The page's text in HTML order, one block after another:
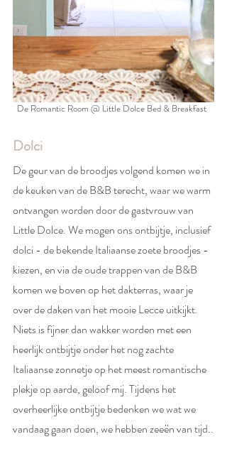
De Romantic Room @ Little Dolce Bed & Breakfast
Dolci
De geur van de broodjes volgend komen we in
de keuken van de B&B terecht, waar we warm
ontvangen worden door de gastvrouw van
Little Dolce. We mogen ons ontbijtje, inclusief
dolci - de bekende Italiaanse zoete broodjes -
kiezen, en via de oude trappen van de B&B
komen we boven op het dakterras, waar je
over de daken van het mooie Lecce uitkijkt.
Niets is fijner dan wakker worden met een
heerlijk ontbijtje onder het nog zachte
Italiaanse zonnetje op het meest romantische
plekje op aarde, geloof mij. Tijdens het
overheerlijke ontbijtje bedenken we wat we
vandaag gaan doen, we hebben zeeën van tijd..